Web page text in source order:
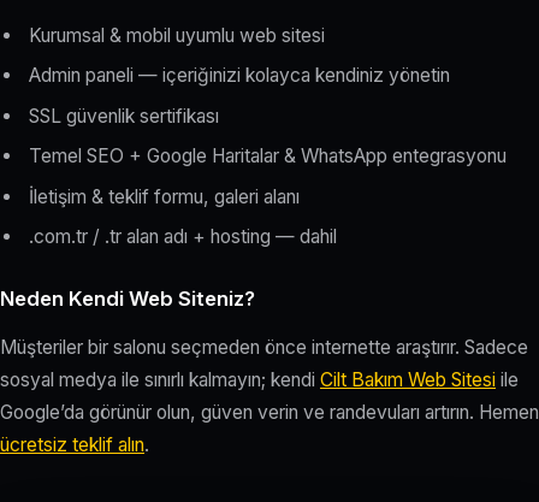
Kurumsal & mobil uyumlu web sitesi
Admin paneli — içeriğinizi kolayca kendiniz yönetin
SSL güvenlik sertifikası
Temel SEO + Google Haritalar & WhatsApp entegrasyonu
İletişim & teklif formu, galeri alanı
.com.tr / .tr alan adı + hosting — dahil
Neden Kendi Web Siteniz?
Müşteriler bir salonu seçmeden önce internette araştırır. Sadece
sosyal medya ile sınırlı kalmayın; kendi Cilt Bakım Web Sitesi ile
Google’da görünür olun, güven verin ve randevuları artırın. Hemen
ücretsiz teklif alın.